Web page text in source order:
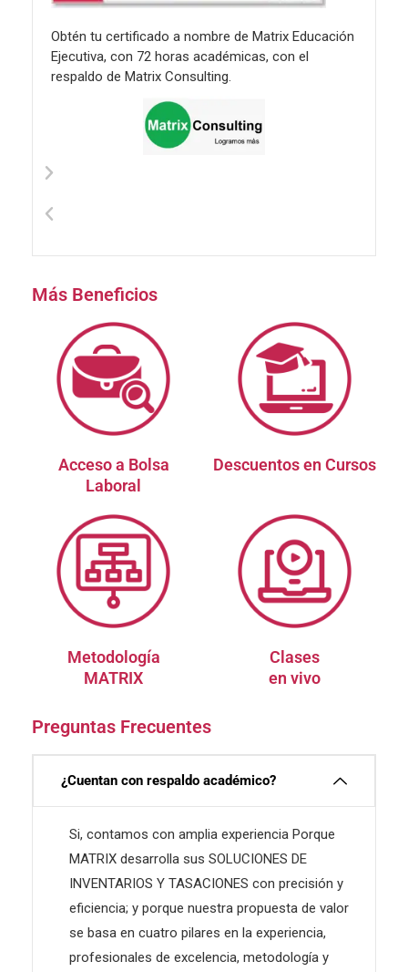
Obtén tu certificado a nombre de Matrix Educación
Ejecutiva, con 72 horas académicas, con el
respaldo de Matrix Consulting.
Más Beneficios
Acceso a Bolsa
Laboral
Descuentos en Cursos
Metodología
MATRIX
Clases
en vivo
Preguntas Frecuentes
¿Cuentan con respaldo académico?
Si, contamos con amplia experiencia Porque
MATRIX desarrolla sus SOLUCIONES DE
INVENTARIOS Y TASACIONES con precisión y
eficiencia; y porque nuestra propuesta de valor
se basa en cuatro pilares en la experiencia,
profesionales de excelencia, metodología y